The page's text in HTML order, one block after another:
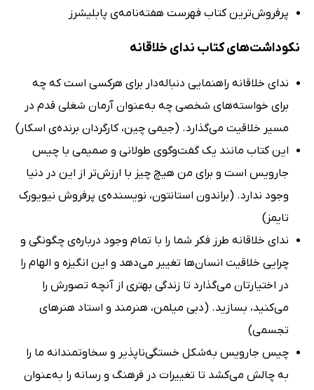
پرفروش‌ترین کتاب فهرست هفته‌نامه‌ی پابلیشرز
نکوداشت‌های کتاب ندای خلاقانه
ندای خلاقانه راهنمایی دنباله‌دار برای هرکسی است که چه
برای خواسته‌های شخصی چه به‌عنوان آرمان شغلی قدم در
مسیر خلاقیت می‌گذارد. (جیمی چین، کارگردان برنده‌ی اسکار)
این کتاب مانند یک گفت‌وگوی طولانی و صمیمی با چیس
جارویس است و برای من هیچ چیز با ارزش‌تر از این در دنیا
وجود ندارد. (براندون استانتون، نویسنده‌ی پرفروش نیویورک
تایمز)
ندای خلاقانه طرز فکر شما را با تمام وجود درباره‌ی چگونگی و
چرایی خلاقیت انسان‌ها تغییر می‌دهد و این انگیزه و الهام را
در اختیارتان می‌گذارد تا زندگی بهتری از آنچه تصورش را
می‌کنید، بسازید. (دبی میلمن، هنرمند و استاد هنرهای
تجسمی)
چیس جارویس به‌شکل خستگی‌ناپذیر و سخاوتمندانه ما را
به چالش می‌کشد تا تغییرات در فرهنگ و رسانه را به‌عنوان